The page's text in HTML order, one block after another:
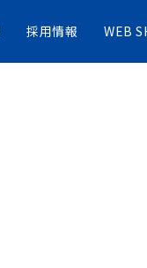
採用情報 WEB